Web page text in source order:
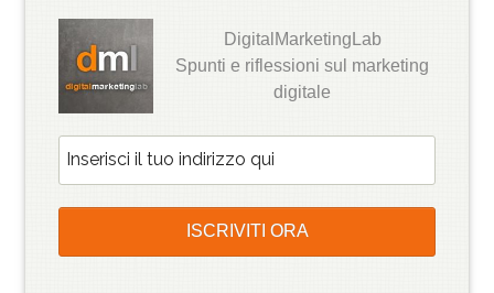
DigitalMarketingLab
Spunti e riflessioni sul marketing
digitale